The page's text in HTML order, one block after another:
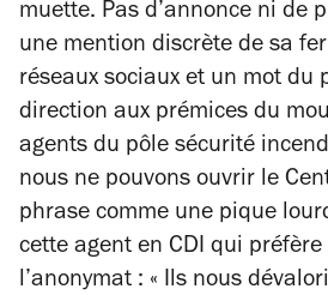
muette. Pas d’annonce ni de
une mention discrète de sa
réseaux sociaux et un mot du
direction aux prémices du
agents du pôle sécurité
nous ne pouvons ouvrir le
phrase comme une pique
cette agent en CDI qui
l’anonymat : « Ils nous